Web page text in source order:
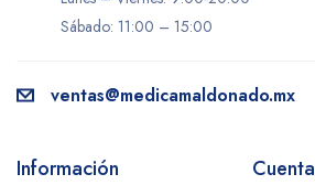
Sábado: 11:00 – 15:00
ventas@medicamaldonado.mx
Información Cuenta